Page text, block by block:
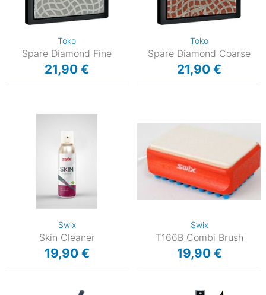
Toko
Spare Diamond Fine
21,90 €
Toko
Spare Diamond Coarse
21,90 €
Swix
Skin Cleaner
19,90 €
Swix
T166B Combi Brush
19,90 €